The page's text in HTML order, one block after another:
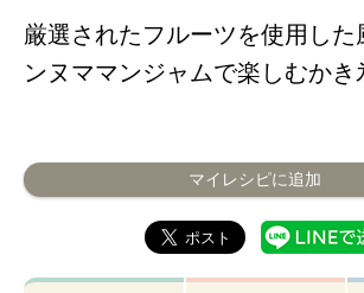
厳選されたフルーツを使用した
ンヌママンジャムで楽しむかき
マイレシピに追加